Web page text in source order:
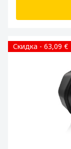
Скидка - 63,09 €